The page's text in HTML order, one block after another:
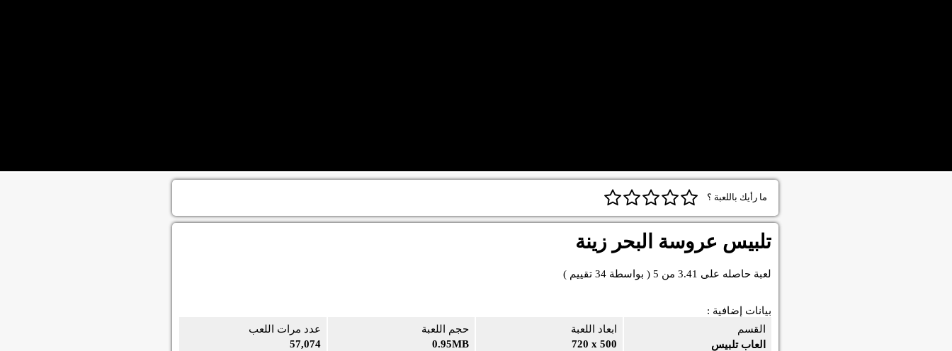
ما رأيك باللعبة ؟
تلبيس عروسة البحر زينة
لعبة حاصله على 3.41 من 5 ( بواسطة 34 تقييم )
بيانات إضافية :
عدد مرات اللعب
57,074
حجم اللعبة
0.95MB
ابعاد اللعبة
720 x 500
القسم
العاب تلبيس